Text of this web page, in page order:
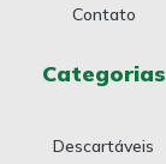
Contato
Categorias
Descartáveis